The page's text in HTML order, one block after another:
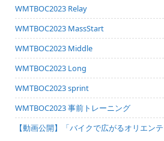
WMTBOC2023 Relay
WMTBOC2023 MassStart
WMTBOC2023 Middle
WMTBOC2023 Long
WMTBOC2023 sprint
WMTBOC2023 事前トレーニング
【動画公開】「バイクで広がるオリエン